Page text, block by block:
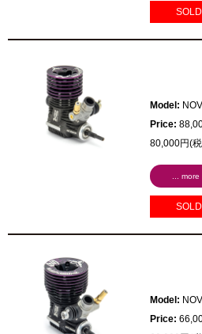
Model:
Price:
80,000円(
...
Model:
Price: